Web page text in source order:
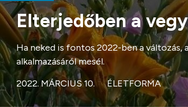
Elterjedőben a
Ha neked is fontos 2022-ben a változás,
alkalmazásáról mesél.
2022. MÁRCIUS 10.
ÉLETFORMA